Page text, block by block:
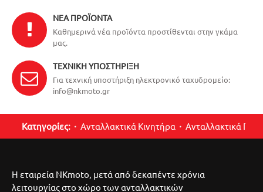
ΝΈΑ ΠΡΟΪΌΝΤΑ
Καθημερινά νέα προϊόντα προστίθενται στην γκάμα
μας.
ΤΕΧΝΙΚΉ ΥΠΟΣΤΉΡΙΞΗ
Για τεχνική υποστήριξη ηλεκτρονικό ταχυδρομείο:
info@nkmoto.gr
Κατηγορίες: Ανταλλακτικά Κινητήρα Ανταλλακτικά
Η εταιρεία NKmoto, μετά από δεκαπέντε χρόνια
λειτουργίας στο χώρο των ανταλλακτικών